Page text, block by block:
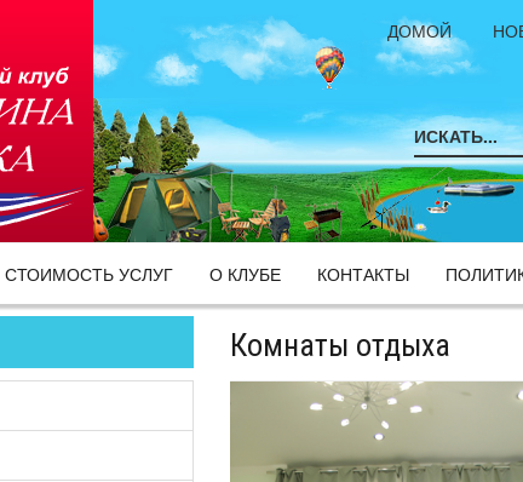
ДОМОЙ
СТОИМОСТЬ УСЛУГ О КЛУБЕ КОНТАКТЫ
Комнаты отдыха